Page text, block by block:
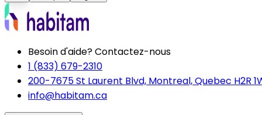
Besoin d'aide? Contactez-nous
1 (833) 679-2310
200-7675 St Laurent Blvd, Montreal, Quebec H2R
info@habitam.ca